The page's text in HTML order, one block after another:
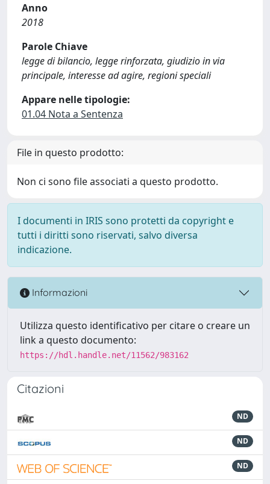
Anno
2018
Parole Chiave
legge di bilancio, legge rinforzata, giudizio in via
principale, interesse ad agire, regioni speciali
Appare nelle tipologie:
01.04 Nota a Sentenza
File in questo prodotto:
Non ci sono file associati a questo prodotto.
I documenti in IRIS sono protetti da copyright e
tutti i diritti sono riservati, salvo diversa
indicazione.
Informazioni
Utilizza questo identificativo per citare o creare un
link a questo documento:
https://hdl.handle.net/11562/983162
Citazioni
ND
ND
ND